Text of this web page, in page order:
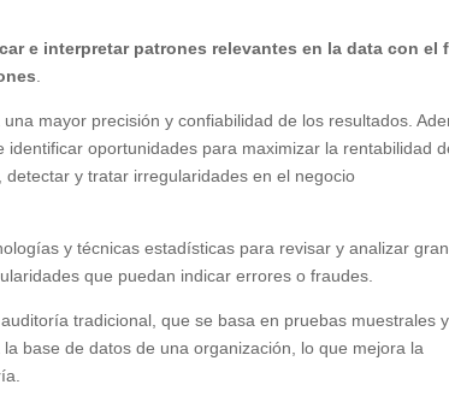
e interpretar patrones relevantes en la data con el
mayor precisión y confiabilidad de los resultados.
oportunidades para maximizar la rentabilidad
y tratar irregularidades en el negocio
y técnicas estadísticas para revisar y analizar
que puedan indicar errores o fraudes.
tradicional, que se basa en pruebas muestrales y
base de datos de una organización, lo que mejora la